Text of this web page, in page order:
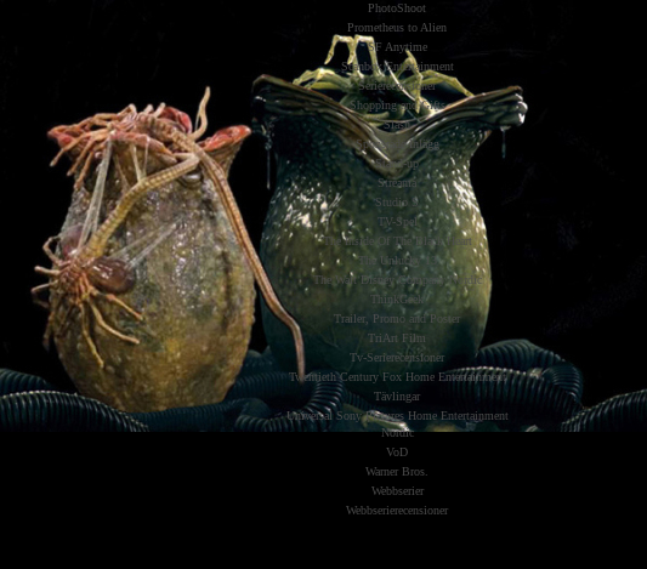
PhotoShoot
Prometheus to Alien
SF Anytime
Scanbox Entertainment
Serierecensioner
Shopping and Gifts
Slash
Sponsrade Inlägg
Stand-up
Streama
Studio S
TV-Spel
The Inside Of The Black Heart
The Unlucky 13
The Walt Disney Company Nordic
ThinkGeek
Trailer, Promo and Poster
TriArt Film
Tv-Serierecensioner
Twentieth Century Fox Home Entertainment
Tävlingar
Universal Sony Pictures Home Entertainment
Nordic
VoD
Warner Bros.
Webbserier
Webbserierecensioner